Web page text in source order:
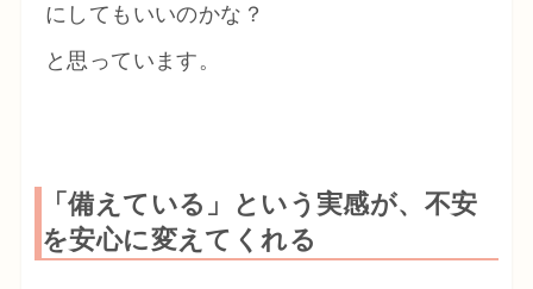
にしてもいいのかな？
と思っています。
「備えている」という実感が、不安
を安心に変えてくれる